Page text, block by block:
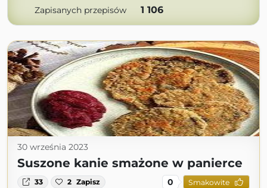
Zapisanych przepisów 1 106
30 września 2023
Suszone kanie smażone w panierce
33 2 Zapisz 0 Smakowite